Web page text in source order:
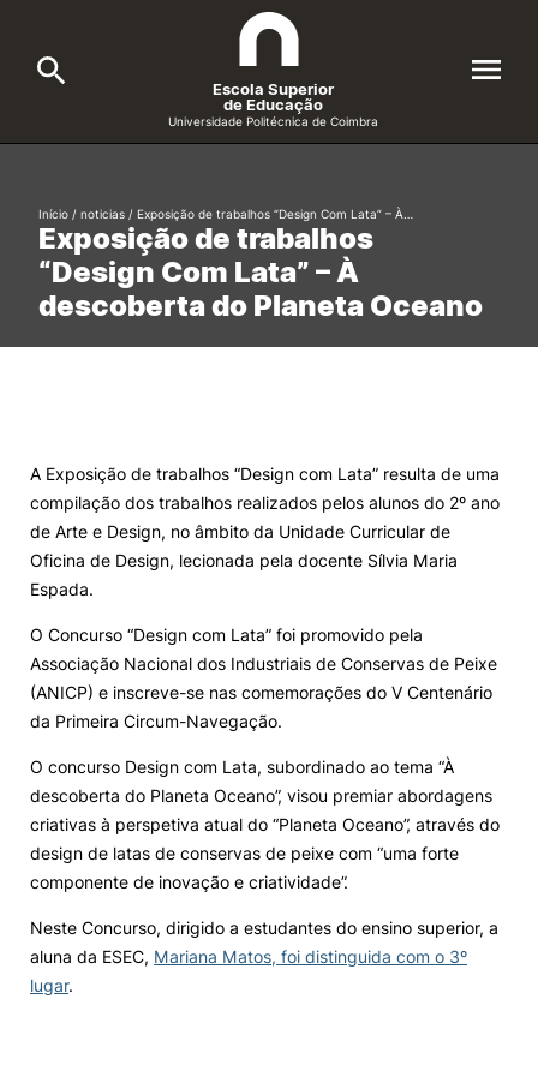
Cursos
Candidatos
Alunos
Knowledge Factory
Candidaturas
Elogio / Sugestão / Reclamação Contactos Denúncias
©2026 Instituto Politécnico de Coimbra. Todos os direitos reservados.
Escola Superior
de Educação
Universidade Politécnica de Coimbra
Search
Formative Offer
Exposição de trabalhos
“Design Com Lata” – À
descoberta do Planeta Oceano
Início / noticias / Exposição de trabalhos “Design Com Lata” – À…
A Exposição de trabalhos “Design com Lata” resulta de uma
compilação dos trabalhos realizados pelos alunos do 2º ano
de Arte e Design, no âmbito da Unidade Curricular de
Oficina de Design, lecionada pela docente Sílvia Maria
Espada.
O Concurso “Design com Lata” foi promovido pela
Associação Nacional dos Industriais de Conservas de Peixe
(ANICP) e inscreve-se nas comemorações do V Centenário
da Primeira Circum-Navegação.
O concurso Design com Lata, subordinado ao tema “À
descoberta do Planeta Oceano”, visou premiar abordagens
criativas à perspetiva atual do “Planeta Oceano”, através do
design de latas de conservas de peixe com “uma forte
componente de inovação e criatividade”.
Neste Concurso, dirigido a estudantes do ensino superior, a
aluna da ESEC, Mariana Matos, foi distinguida com o 3º
lugar.